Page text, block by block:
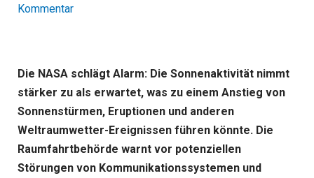
Kommentar
Die NASA schlägt Alarm: Die Sonnenaktivität nimmt
stärker zu als erwartet, was zu einem Anstieg von
Sonnenstürmen, Eruptionen und anderen
Weltraumwetter-Ereignissen führen könnte. Die
Raumfahrtbehörde warnt vor potenziellen
Störungen von Kommunikationssystemen und